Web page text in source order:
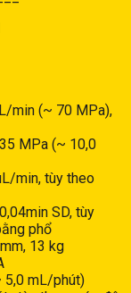
min (~ 70 MPa),
MPa (~ 10,0
min, tùy theo
SD, tùy
phổ
13 kg
5,0 mL/phút)